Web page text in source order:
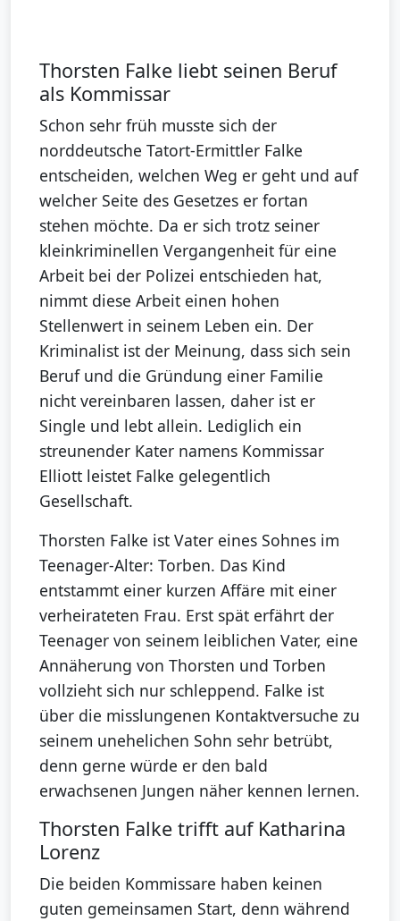
Thorsten Falke liebt seinen Beruf
als Kommissar
Schon sehr früh musste sich der
norddeutsche Tatort-Ermittler Falke
entscheiden, welchen Weg er geht und auf
welcher Seite des Gesetzes er fortan
stehen möchte. Da er sich trotz seiner
kleinkriminellen Vergangenheit für eine
Arbeit bei der Polizei entschieden hat,
nimmt diese Arbeit einen hohen
Stellenwert in seinem Leben ein. Der
Kriminalist ist der Meinung, dass sich sein
Beruf und die Gründung einer Familie
nicht vereinbaren lassen, daher ist er
Single und lebt allein. Lediglich ein
streunender Kater namens Kommissar
Elliott leistet Falke gelegentlich
Gesellschaft.
Thorsten Falke ist Vater eines Sohnes im
Teenager-Alter: Torben. Das Kind
entstammt einer kurzen Affäre mit einer
verheirateten Frau. Erst spät erfährt der
Teenager von seinem leiblichen Vater, eine
Annäherung von Thorsten und Torben
vollzieht sich nur schleppend. Falke ist
über die misslungenen Kontaktversuche zu
seinem unehelichen Sohn sehr betrübt,
denn gerne würde er den bald
erwachsenen Jungen näher kennen lernen.
Thorsten Falke trifft auf Katharina
Lorenz
Die beiden Kommissare haben keinen
guten gemeinsamen Start, denn während